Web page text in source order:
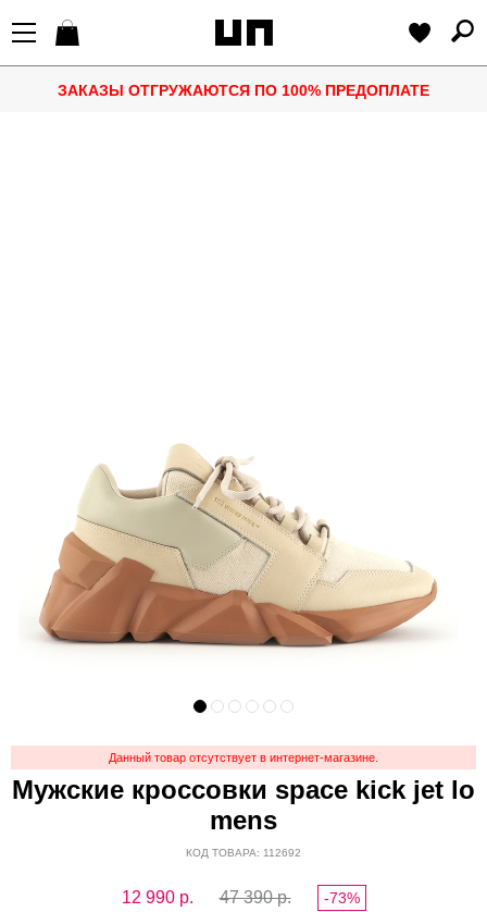
ЗАКАЗЫ ОТГРУЖАЮТСЯ ПО 100% ПРЕДОПЛАТЕ
Данный товар отсутствует в интернет-магазине.
Мужские кроссовки space kick jet lo
mens
КОД ТОВАРА: 112692
12 990р. 47 390 р. -73%